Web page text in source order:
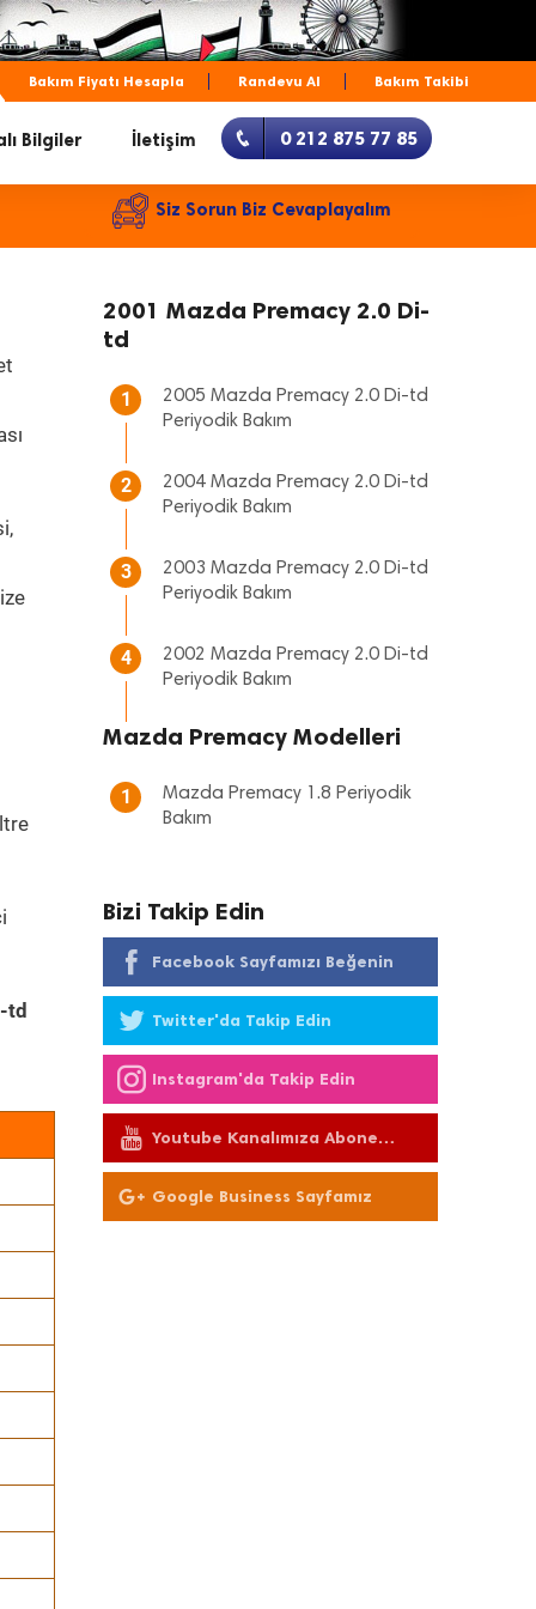
Bakım Fiyatı Hesapla Randevu Al Bakım Takibi
Bilgiler İletişim 0 212 875 77 85
Siz Sorun Biz Cevaplayalım
td
2001 Mazda Premacy 2.0 Di-
td
1
2005 Mazda Premacy 2.0 Di-td
Periyodik Bakım
2
2004 Mazda Premacy 2.0 Di-td
Periyodik Bakım
3
2003 Mazda Premacy 2.0 Di-td
Periyodik Bakım
4
2002 Mazda Premacy 2.0 Di-td
Periyodik Bakım
Mazda Premacy Modelleri
1
Mazda Premacy 1.8 Periyodik
Bakım
Bizi Takip Edin
Facebook Sayfamızı Beğenin
Twitter'da Takip Edin
Instagram'da Takip Edin
Youtube Kanalımıza Abone
Olun
Google Business Sayfamız